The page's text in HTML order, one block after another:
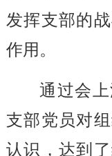
发挥支部的
作用。
通过会
支部党员对
认识，达到